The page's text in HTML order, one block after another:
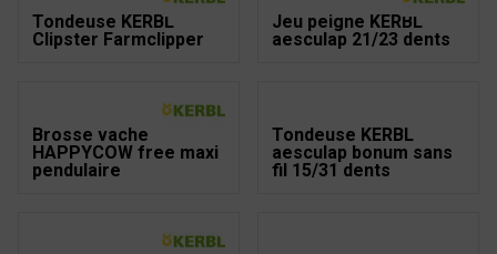
Tondeuse KERBL
Clipster Farmclipper
Jeu peigne KERBL
aesculap 21/23 dents
Brosse vache
HAPPYCOW free maxi
pendulaire
Tondeuse KERBL
aesculap bonum sans
fil 15/31 dents